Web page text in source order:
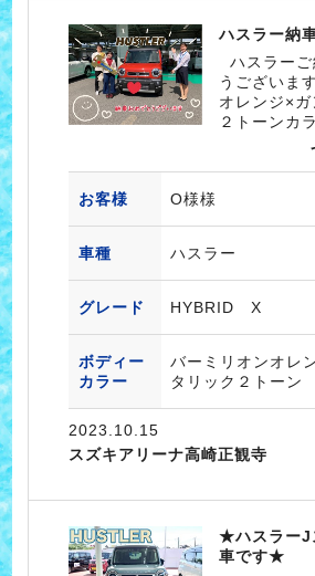
ハスラー納
ハスラーご
うございま
オレンジ×ガ
２トーンカ
お客様 O様様
車種 ハスラー
グレード HYBRID X
ボディー
カラー
バーミリオンオレ
タリック２トーン
2023.10.15
スズキアリーナ高崎正観寺
★ハスラーJ
車です★